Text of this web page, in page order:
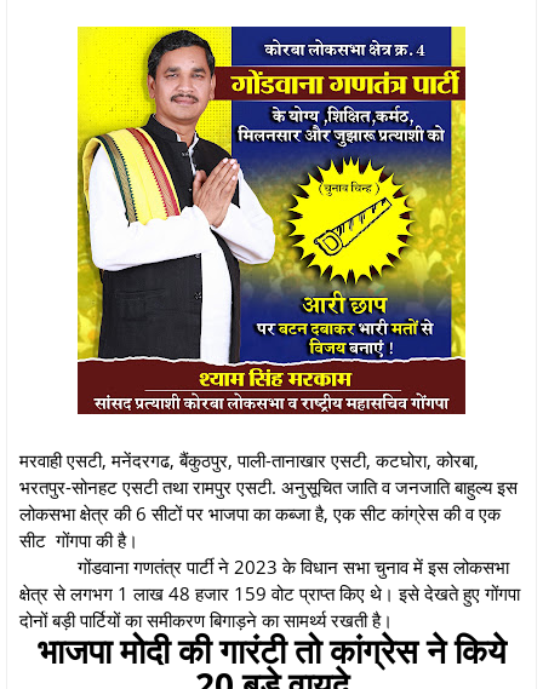
मरवाही एसटी, मनेंदरगढ, बैंकुठपुर, पाली-तानाखार एसटी, कटघोरा, कोरबा,
भरतपुर-सोनहट एसटी तथा रामपुर एसटी. अनुसूचित जाति व जनजाति बाहुल्य इस
लोकसभा क्षेत्र की 6 सीटों पर भाजपा का कब्जा है, एक सीट कांग्रेस की व एक
सीट गोंगपा की है।
गोंडवाना गणतंत्र पार्टी ने 2023 के विधान सभा चुनाव में इस लोकसभा
क्षेत्र से लगभग 1 लाख 48 हजार 159 वोट प्राप्त किए थे। इसे देखते हुए गोंगपा
दोनों बड़ी पार्टियों का समीकरण बिगाड़ने का सामर्थ्य रखती है।
भाजपा मोदी की गारंटी तो कांग्रेस ने किये